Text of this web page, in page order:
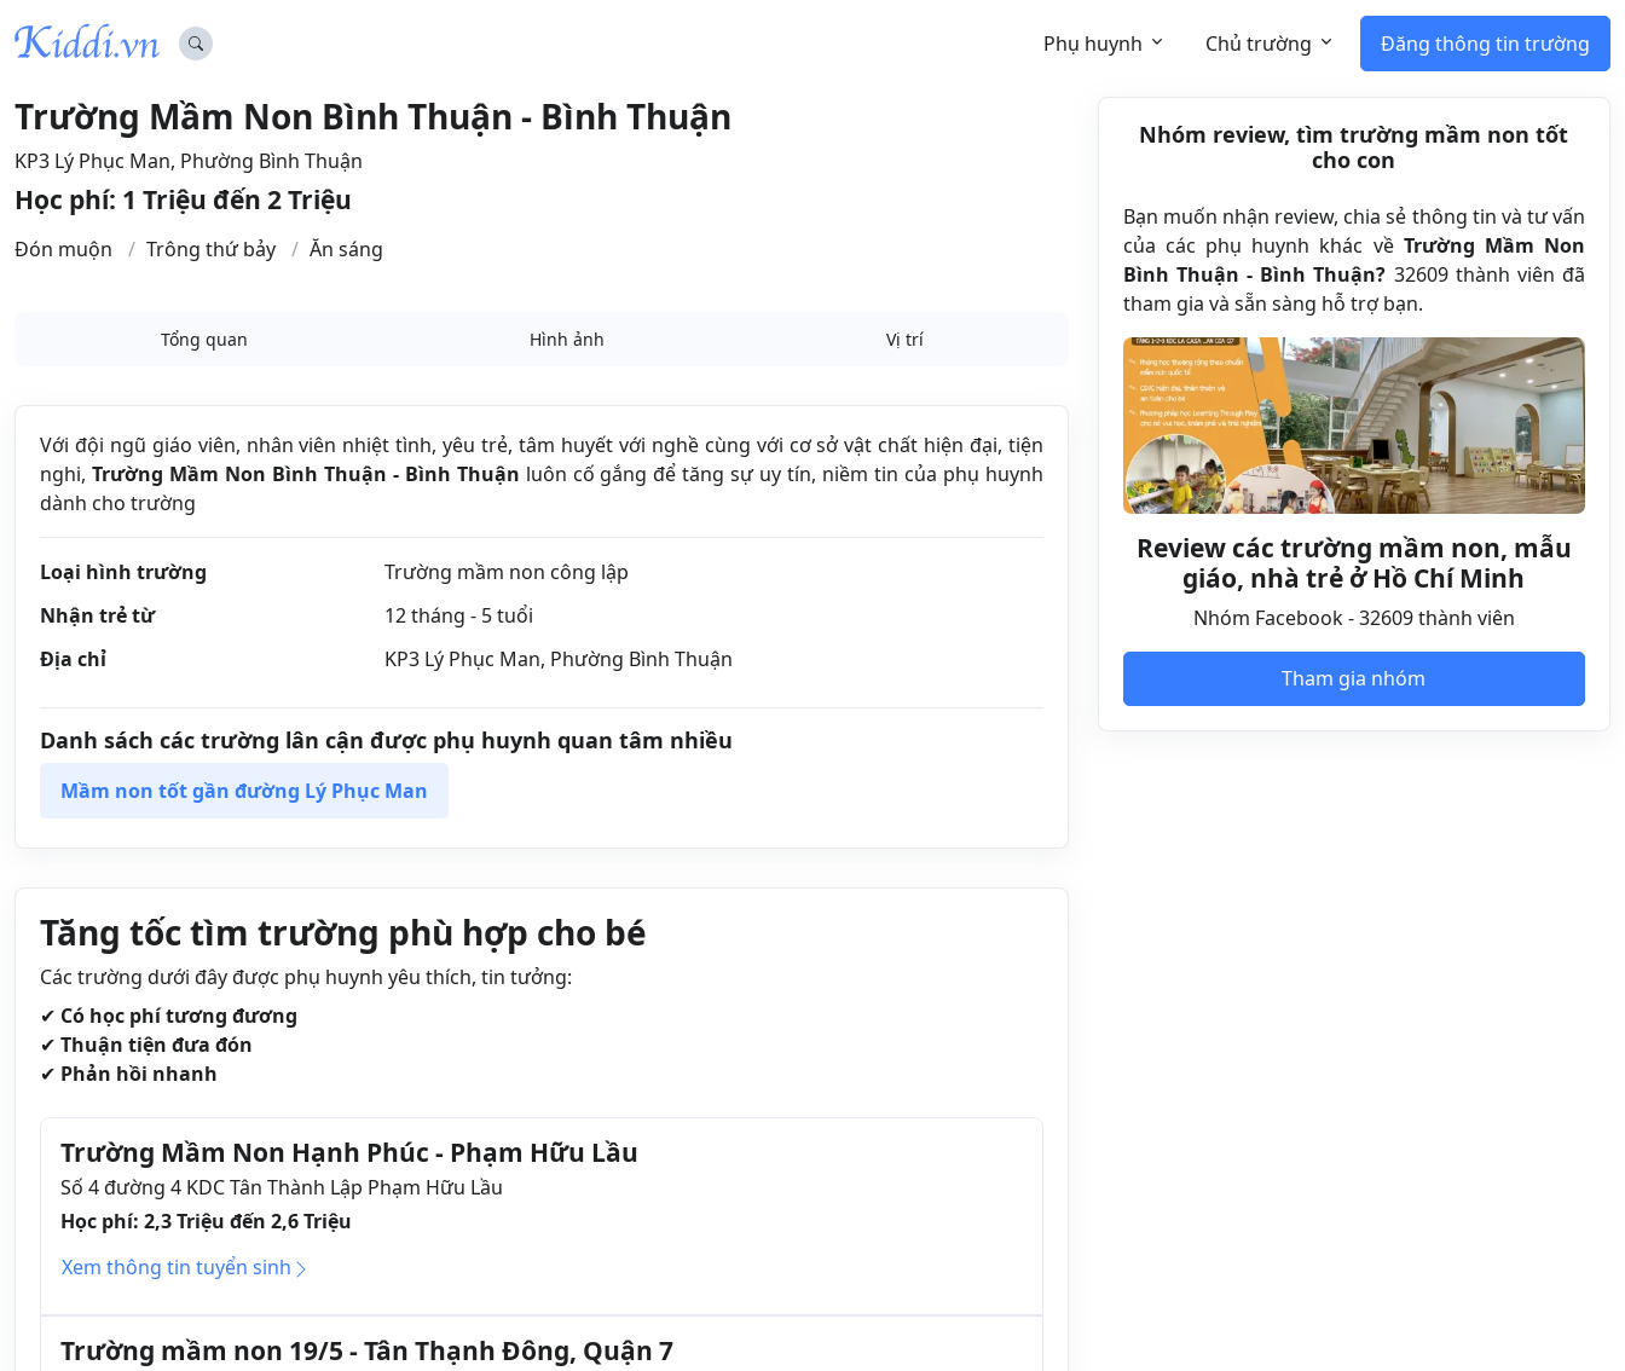
Phụ huynh Chủ trường Đăng thông tin trường
Trường Mầm Non Bình Thuận - Bình Thuận
KP3 Lý Phục Man, Phường Bình Thuận
Học phí: 1 Triệu đến 2 Triệu
Đón muộn Trông thứ bảy Ăn sáng
Tổng quan Hình ảnh Vị trí
Với đội ngũ giáo viên, nhân viên nhiệt tình, yêu trẻ, tâm huyết với nghề cùng với cơ sở vật chất hiện đại, tiện
nghi, Trường Mầm Non Bình Thuận - Bình Thuận luôn cố gắng để tăng sự uy tín, niềm tin của phụ huynh
dành cho trường
Loại hình trường
Trường mầm non công lập
Nhận trẻ từ
12 tháng - 5 tuổi
Địa chỉ
KP3 Lý Phục Man, Phường Bình Thuận
Danh sách các trường lân cận được phụ huynh quan tâm nhiều
Mầm non tốt gần đường Lý Phục Man
Tăng tốc tìm trường phù hợp cho bé
Các trường dưới đây được phụ huynh yêu thích, tin tưởng:
✔ Có học phí tương đương
✔ Thuận tiện đưa đón
✔ Phản hồi nhanh
Trường Mầm Non Hạnh Phúc - Phạm Hữu Lầu
Số 4 đường 4 KDC Tân Thành Lập Phạm Hữu Lầu
Học phí: 2,3 Triệu đến 2,6 Triệu
Xem thông tin tuyển sinh
Trường mầm non 19/5 - Tân Thạnh Ðông, Quận 7
Nhóm review, tìm trường mầm non tốt
cho con
Bạn muốn nhận review, chia sẻ thông tin và tư vấn
của các phụ huynh khác về Trường Mầm Non
Bình Thuận - Bình Thuận? 32609 thành viên đã
tham gia và sẵn sàng hỗ trợ bạn.
Review các trường mầm non, mẫu
giáo, nhà trẻ ở Hồ Chí Minh
Nhóm Facebook - 32609 thành viên
Tham gia nhóm